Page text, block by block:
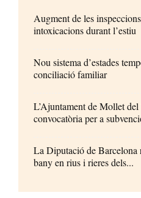
Augment de les
intoxicacions durant l’estiu
Nou sistema d’estades
conciliació familiar
L’Ajuntament de Mollet
convocatòria per a
La Diputació de
bany en rius i rieres dels...